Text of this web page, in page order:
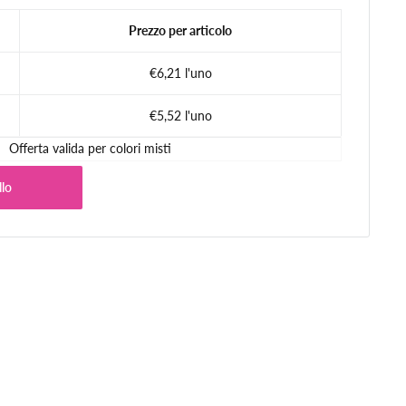
Prezzo per articolo
€6,21 l'uno
€5,52 l'uno
Offerta valida per colori misti